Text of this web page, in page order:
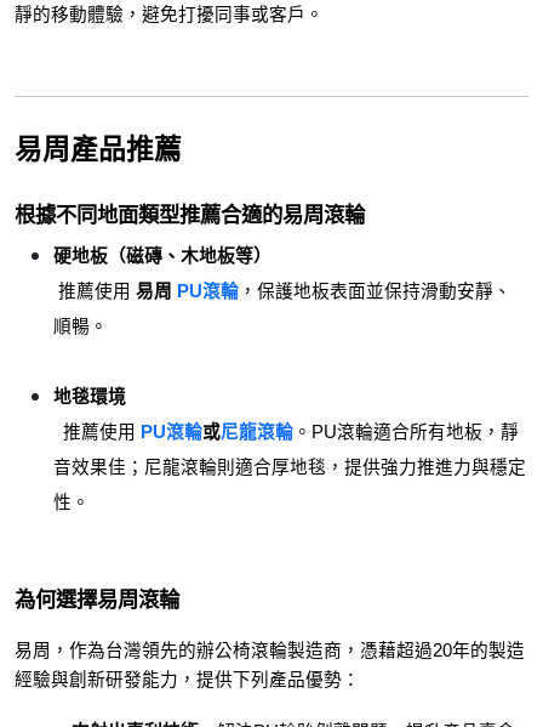
靜的移動體驗，避免打擾同事或客戶。
易周產品推薦
根據不同地面類型推薦合適的易周滾輪
硬地板（磁磚、木地板等）
推薦使用 易周 PU滾輪 ，保護地板表面並保持滑動安靜、
順暢。
地毯環境
推薦使用 PU滾輪或尼龍滾輪 。PU滾輪適合所有地板，靜
音效果佳；尼龍滾輪則適合厚地毯，提供強力推進力與穩定
性。
為何選擇易周滾輪
易周，作為台灣領先的辦公椅滾輪製造商，憑藉超過20年的製造
經驗與創新研發能力，提供下列產品優勢：